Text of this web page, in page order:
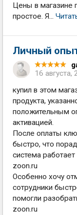
Цены в магазине
простое. Я...
Личный
16 августа,
купил в этом
продукта,
положительным
активацией.
После оплаты
быстро, что
система работает
zoon.ru
Особенно хочу
сотрудники
помогли
zoon.ru